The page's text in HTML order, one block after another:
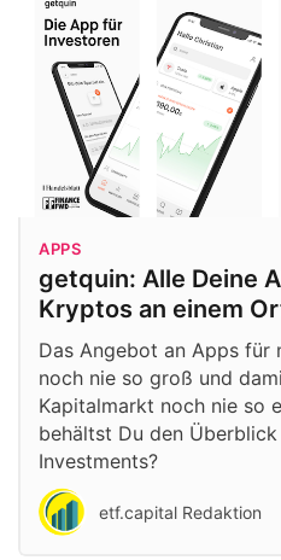
APPS
getquin: Alle Deine
Kryptos an einem
Das Angebot an Apps für
noch nie so groß und
Kapitalmarkt noch nie so
behältst Du den
Investments?
etf.capital Redaktion